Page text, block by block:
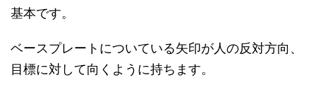
基本です。
ベースプレートについている矢印が人の反対方向、
目標に対して向くように持ちます。